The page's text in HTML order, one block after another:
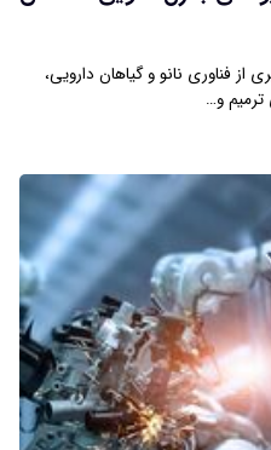
فناوری نانو و گیاهان دارویی،
ترمیم و…